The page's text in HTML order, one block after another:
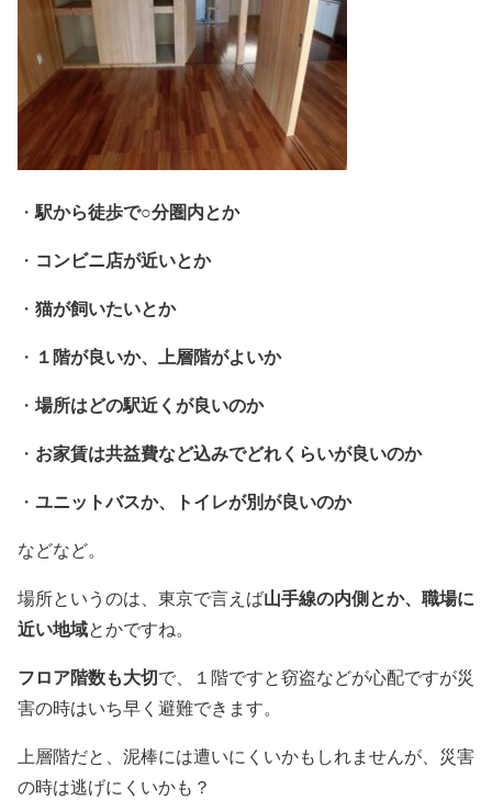
・駅から徒歩で○分圏内とか
・ コンビニ店が近いとか
・ 猫が飼いたいとか
・ １階が良いか、上層階がよいか
・ 場所はどの駅近くが良いのか
・ お家賃は共益費など込みでどれくらいが良いのか
・ ユニットバスか、トイレが別が良いのか
などなど。
場所というのは、東京で言えば山手線の内側とか、職場に
近い地域とかですね。
フロア階数も大切で、１階ですと窃盗などが心配ですが災
害の時はいち早く避難できます。
上層階だと、泥棒には遭いにくいかもしれませんが、災害
の時は逃げにくいかも？